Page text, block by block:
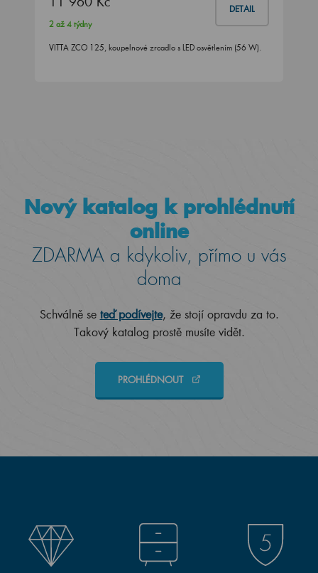
DETAIL
2 až 4 týdny
VITTA ZCO 125, koupelnové zrcadlo s LED osvětlením (56 W).
Nový katalog k prohlédnutí
online
ZDARMA a kdykoliv, přímo u vás
doma
Schválně se teď podívejte, že stojí opravdu za to.
Takový katalog prostě musíte vidět.
PROHLÉDNOUT